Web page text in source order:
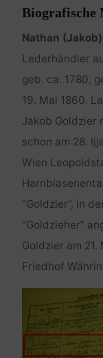
Biografische
Nathan
Lederhändler
geb. ca. 1780,
19. Mai 1860.
Jakob Goldzier
schon am 28.
Wien
“Goldzier”, in
“Goldzieher”
Goldzier am
Friedhof